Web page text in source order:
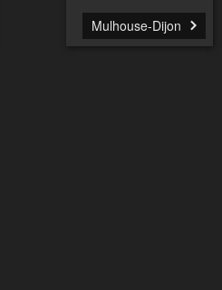
Mulhouse-Dijon